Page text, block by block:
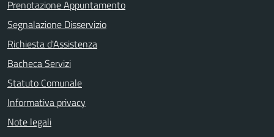
Prenotazione Appuntamento
Segnalazione Disservizio
Richiesta d'Assistenza
Bacheca Servizi
Statuto Comunale
Informativa privacy
Note legali